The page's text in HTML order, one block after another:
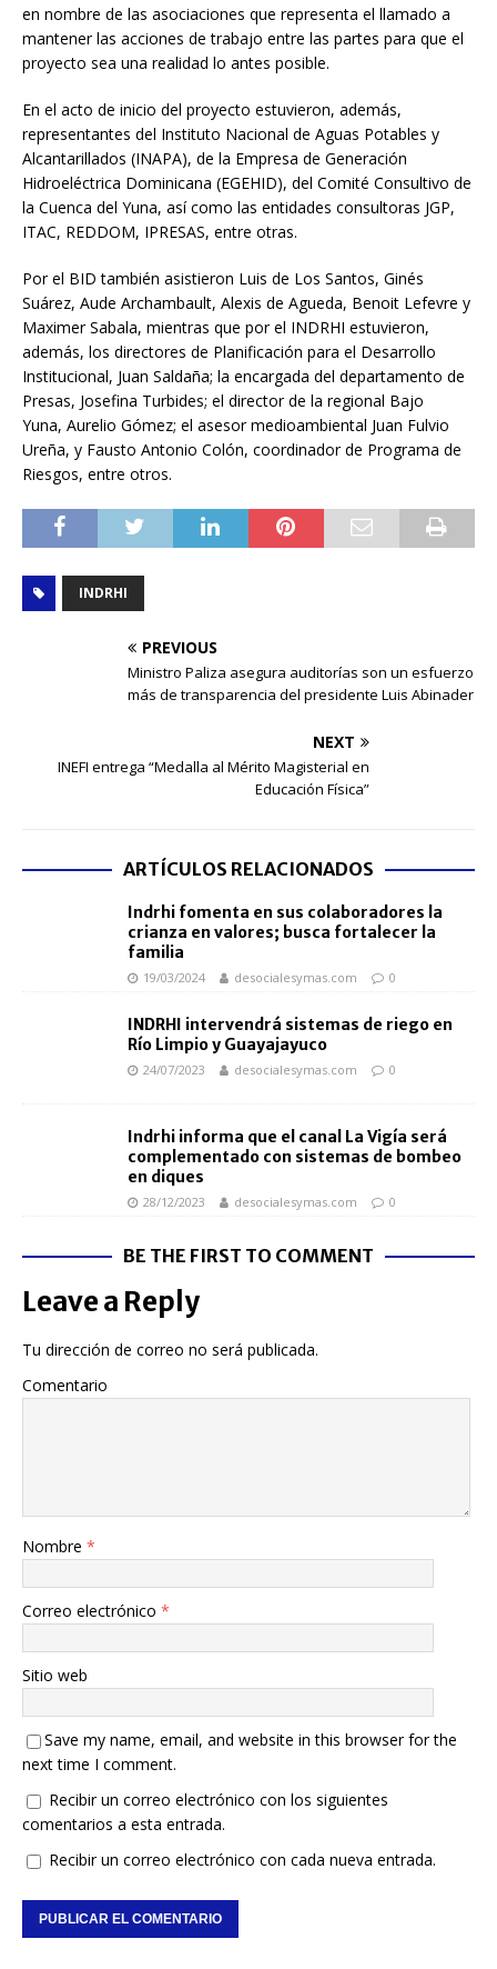
en nombre de las asociaciones que representa el llamado a
mantener las acciones de trabajo entre las partes para que el
proyecto sea una realidad lo antes posible.
En el acto de inicio del proyecto estuvieron, además,
representantes del Instituto Nacional de Aguas Potables y
Alcantarillados (INAPA), de la Empresa de Generación
Hidroeléctrica Dominicana (EGEHID), del Comité Consultivo de
la Cuenca del Yuna, así como las entidades consultoras JGP,
ITAC, REDDOM, IPRESAS, entre otras.
Por el BID también asistieron Luis de Los Santos, Ginés
Suárez, Aude Archambault, Alexis de Agueda, Benoit Lefevre y
Maximer Sabala, mientras que por el INDRHI estuvieron,
además, los directores de Planificación para el Desarrollo
Institucional, Juan Saldaña; la encargada del departamento de
Presas, Josefina Turbides; el director de la regional Bajo
Yuna, Aurelio Gómez; el asesor medioambiental Juan Fulvio
Ureña, y Fausto Antonio Colón, coordinador de Programa de
Riesgos, entre otros.
INDRHI
PREVIOUS
Ministro Paliza asegura auditorías son un esfuerzo
más de transparencia del presidente Luis Abinader
NEXT
INEFI entrega “Medalla al Mérito Magisterial en
Educación Física”
ARTÍCULOS RELACIONADOS
Indrhi fomenta en sus colaboradores la
crianza en valores; busca fortalecer la
familia
19/03/2024 desocialesymas.com 0
INDRHI intervendrá sistemas de riego en
Río Limpio y Guayajayuco
24/07/2023 desocialesymas.com 0
Indrhi informa que el canal La Vigía será
complementado con sistemas de bombeo
en diques
28/12/2023 desocialesymas.com 0
BE THE FIRST TO COMMENT
Leave a Reply
Tu dirección de correo no será publicada.
Comentario
Nombre *
Correo electrónico *
Sitio web
Save my name, email, and website in this browser for the
next time I comment.
Recibir un correo electrónico con los siguientes
comentarios a esta entrada.
Recibir un correo electrónico con cada nueva entrada.